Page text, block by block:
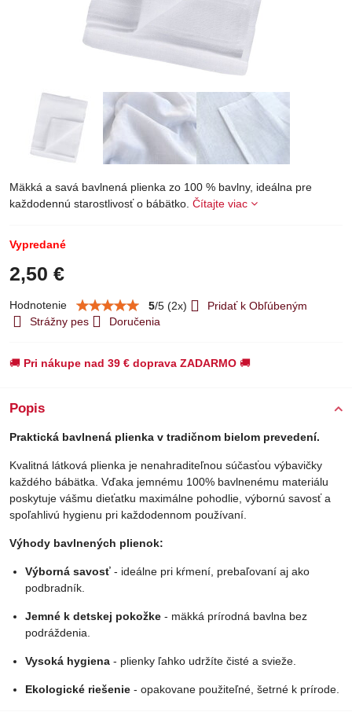
Mäkká a savá bavlnená plienka zo 100 % bavlny, ideálna pre
každodennú starostlivosť o bábätko. Čítajte viac
Vypredané
2,50 €
Hodnotenie 5/5 (2x)
Pridať k Obľúbeným
Strážny pes
Doručenia
🚚 Pri nákupe nad 39 € doprava ZADARMO 🚚
Popis
Praktická bavlnená plienka v tradičnom bielom prevedení.
Kvalitná látková plienka je nenahraditeľnou súčasťou výbavičky
každého bábätka. Vďaka jemnému 100% bavlnenému materiálu
poskytuje vášmu dieťatku maximálne pohodlie, výbornú savosť a
spoľahlivú hygienu pri každodennom používaní.
Výhody bavlnených plienok:
Výborná savosť - ideálne pri kŕmení, prebaľovaní aj ako
podbradník.
Jemné k detskej pokožke - mäkká prírodná bavlna bez
podráždenia.
Vysoká hygiena - plienky ľahko udržíte čisté a svieže.
Ekologické riešenie - opakovane použiteľné, šetrné k prírode.